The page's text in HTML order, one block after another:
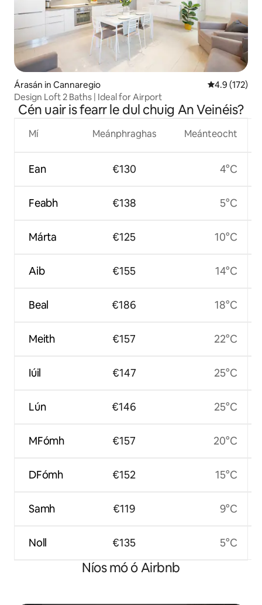
Árasán in Cannaregio Meánrátáil
4.9 (172)
Design Loft 2 Baths | Ideal for Airport
Cén uair is fearr le dul chuig An Veinéis?
Mí
Ean
Feabh
Márta
Aib
Beal
Meith
Iúil
Lún
MFómh
DFómh
Samh
Noll
Meánphraghas
€130
€138
€125
€155
€186
€157
€147
€146
€157
€152
€119
€135
Meánteocht
4°C
5°C
10°C
14°C
18°C
22°C
25°C
25°C
20°C
15°C
9°C
5°C
Níos mó ó Airbnb